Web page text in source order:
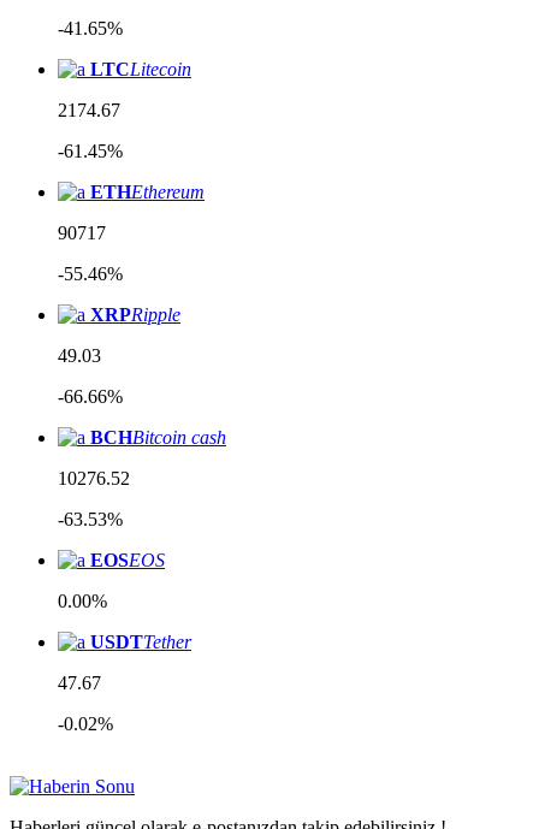
-41.65%
LTCLitecoin
2174.67
-61.45%
ETHEthereum
90717
-55.46%
XRPRipple
49.03
-66.66%
BCHBitcoin cash
10276.52
-63.53%
EOSEOS
0.00%
USDTTether
47.67
-0.02%